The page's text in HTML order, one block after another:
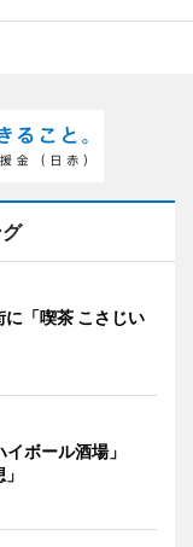
「喫茶 こさじい
ボール酒場」